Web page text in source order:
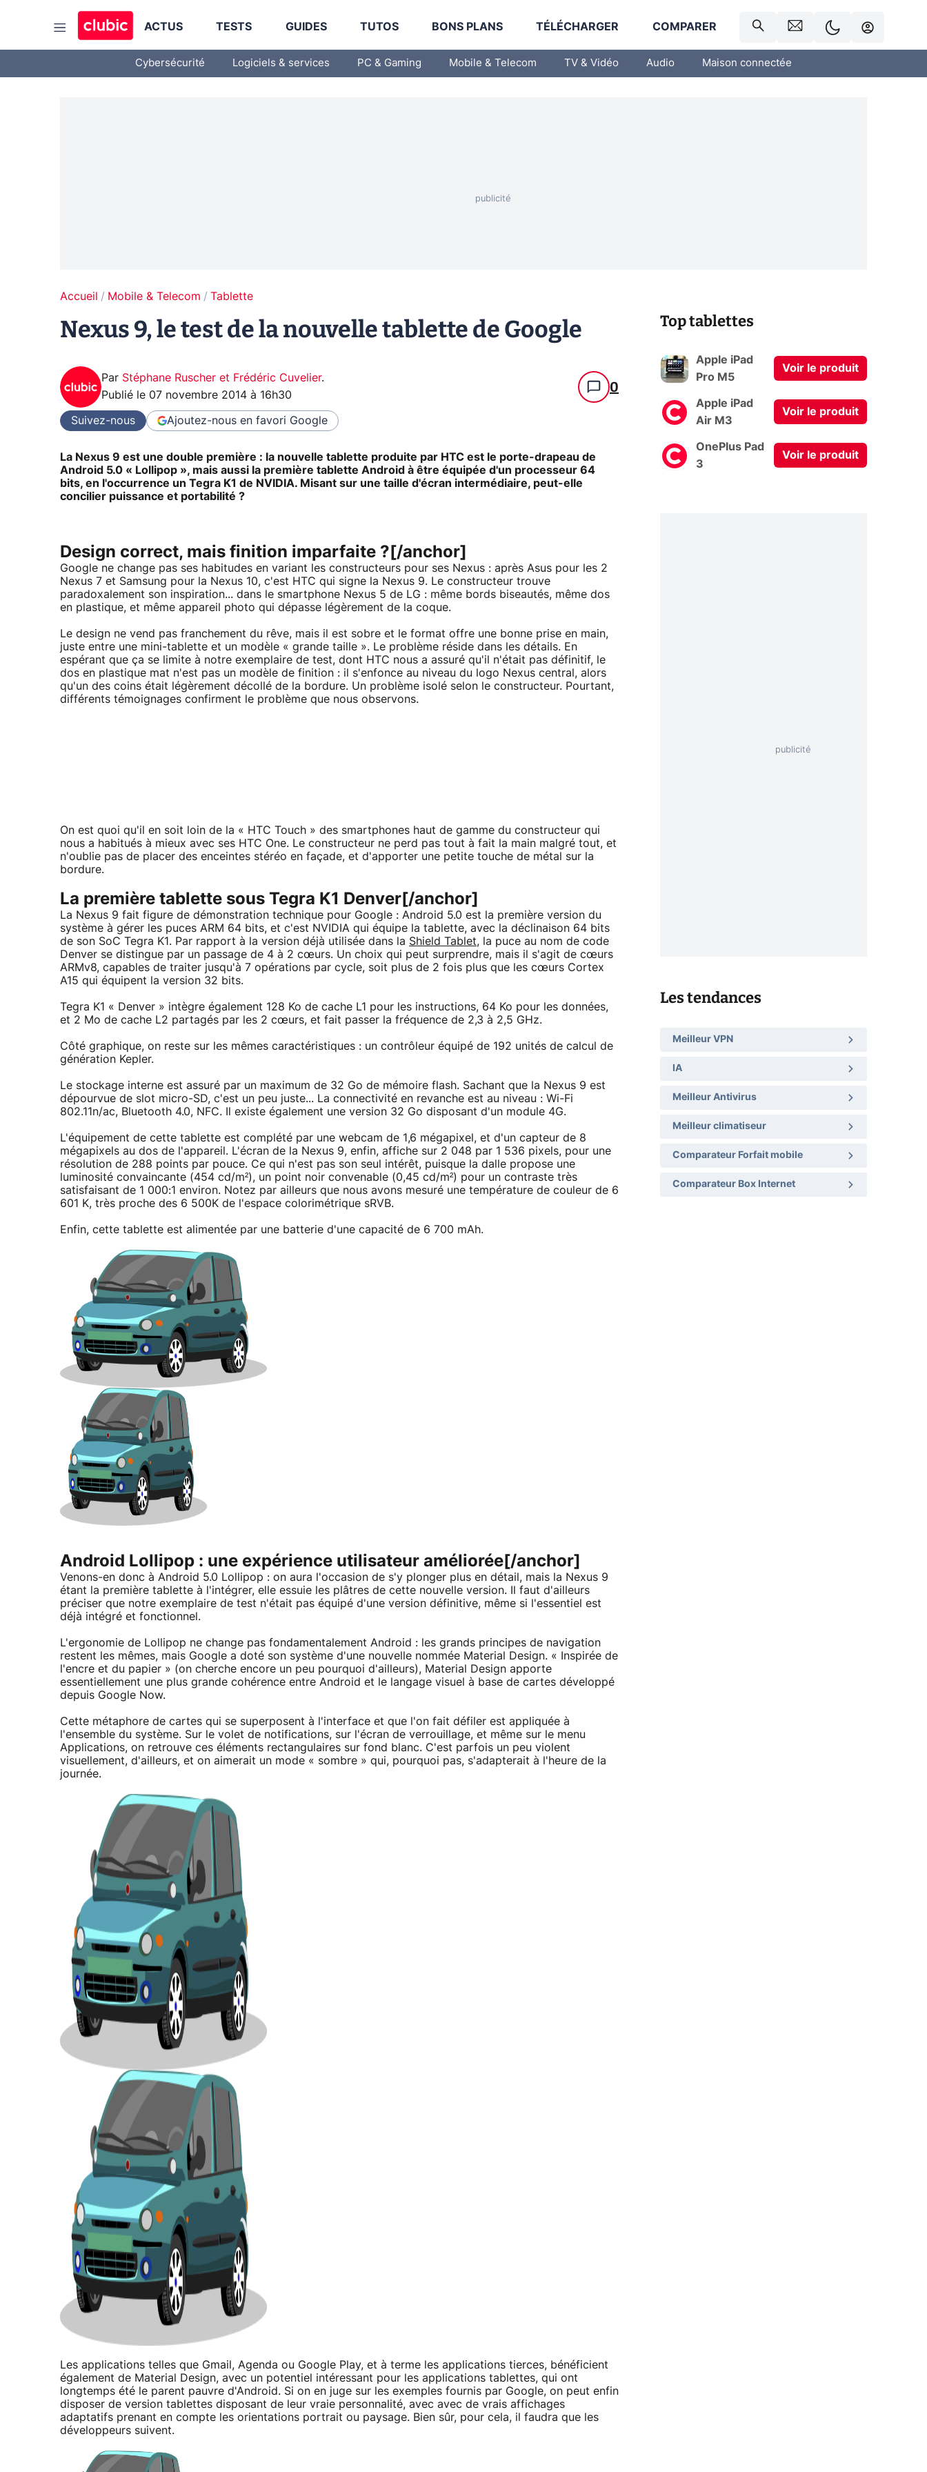
ACTUS TESTS GUIDES TUTOS BONS PLANS TÉLÉCHARGER COMPARER
Cybersécurité Logiciels & services PC & Gaming Mobile & Telecom TV & Vidéo Audio Maison connectée
Accueil Mobile & Telecom Tablette
Nexus 9, le test de la nouvelle tablette de Google
Par Stéphane Ruscher et Frédéric Cuvelier.
Publié le 07 novembre 2014 à 16h30 0
Suivez-nous Ajoutez-nous en favori Google
La Nexus 9 est une double première : la nouvelle tablette produite par HTC est le porte-drapeau de
Android 5.0 « Lollipop », mais aussi la première tablette Android à être équipée d'un processeur 64
bits, en l'occurrence un Tegra K1 de NVIDIA. Misant sur une taille d'écran intermédiaire, peut-elle
concilier puissance et portabilité ?
Design correct, mais finition imparfaite ?[/anchor]
Google ne change pas ses habitudes en variant les constructeurs pour ses Nexus : après Asus pour les 2
Nexus 7 et Samsung pour la Nexus 10, c'est HTC qui signe la Nexus 9. Le constructeur trouve
paradoxalement son inspiration... dans le smartphone Nexus 5 de LG : même bords biseautés, même dos
en plastique, et même appareil photo qui dépasse légèrement de la coque.
Le design ne vend pas franchement du rêve, mais il est sobre et le format offre une bonne prise en main,
juste entre une mini-tablette et un modèle « grande taille ». Le problème réside dans les détails. En
espérant que ça se limite à notre exemplaire de test, dont HTC nous a assuré qu'il n'était pas définitif, le
dos en plastique mat n'est pas un modèle de finition : il s'enfonce au niveau du logo Nexus central, alors
qu'un des coins était légèrement décollé de la bordure. Un problème isolé selon le constructeur. Pourtant,
différents témoignages confirment le problème que nous observons.
On est quoi qu'il en soit loin de la « HTC Touch » des smartphones haut de gamme du constructeur qui
nous a habitués à mieux avec ses HTC One. Le constructeur ne perd pas tout à fait la main malgré tout, et
n'oublie pas de placer des enceintes stéréo en façade, et d'apporter une petite touche de métal sur la
bordure.
La première tablette sous Tegra K1 Denver[/anchor]
La Nexus 9 fait figure de démonstration technique pour Google : Android 5.0 est la première version du
système à gérer les puces ARM 64 bits, et c'est NVIDIA qui équipe la tablette, avec la déclinaison 64 bits
de son SoC Tegra K1. Par rapport à la version déjà utilisée dans la Shield Tablet, la puce au nom de code
Denver se distingue par un passage de 4 à 2 cœurs. Un choix qui peut surprendre, mais il s'agit de cœurs
ARMv8, capables de traiter jusqu'à 7 opérations par cycle, soit plus de 2 fois plus que les cœurs Cortex
A15 qui équipent la version 32 bits.
Tegra K1 « Denver » intègre également 128 Ko de cache L1 pour les instructions, 64 Ko pour les données,
et 2 Mo de cache L2 partagés par les 2 cœurs, et fait passer la fréquence de 2,3 à 2,5 GHz.
Côté graphique, on reste sur les mêmes caractéristiques : un contrôleur équipé de 192 unités de calcul de
génération Kepler.
Le stockage interne est assuré par un maximum de 32 Go de mémoire flash. Sachant que la Nexus 9 est
dépourvue de slot micro-SD, c'est un peu juste... La connectivité en revanche est au niveau : Wi-Fi
802.11n/ac, Bluetooth 4.0, NFC. Il existe également une version 32 Go disposant d'un module 4G.
L'équipement de cette tablette est complété par une webcam de 1,6 mégapixel, et d'un capteur de 8
mégapixels au dos de l'appareil. L'écran de la Nexus 9, enfin, affiche sur 2 048 par 1 536 pixels, pour une
résolution de 288 points par pouce. Ce qui n'est pas son seul intérêt, puisque la dalle propose une
luminosité convaincante (454 cd/m²), un point noir convenable (0,45 cd/m²) pour un contraste très
satisfaisant de 1 000:1 environ. Notez par ailleurs que nous avons mesuré une température de couleur de 6
601 K, très proche des 6 500K de l'espace colorimétrique sRVB.
Enfin, cette tablette est alimentée par une batterie d'une capacité de 6 700 mAh.
Android Lollipop : une expérience utilisateur améliorée[/anchor]
Venons-en donc à Android 5.0 Lollipop : on aura l'occasion de s'y plonger plus en détail, mais la Nexus 9
étant la première tablette à l'intégrer, elle essuie les plâtres de cette nouvelle version. Il faut d'ailleurs
préciser que notre exemplaire de test n'était pas équipé d'une version définitive, même si l'essentiel est
déjà intégré et fonctionnel.
L'ergonomie de Lollipop ne change pas fondamentalement Android : les grands principes de navigation
restent les mêmes, mais Google a doté son système d'une nouvelle nommée Material Design. « Inspirée de
l'encre et du papier » (on cherche encore un peu pourquoi d'ailleurs), Material Design apporte
essentiellement une plus grande cohérence entre Android et le langage visuel à base de cartes développé
depuis Google Now.
Cette métaphore de cartes qui se superposent à l'interface et que l'on fait défiler est appliquée à
l'ensemble du système. Sur le volet de notifications, sur l'écran de verrouillage, et même sur le menu
Applications, on retrouve ces éléments rectangulaires sur fond blanc. C'est parfois un peu violent
visuellement, d'ailleurs, et on aimerait un mode « sombre » qui, pourquoi pas, s'adapterait à l'heure de la
journée.
Les applications telles que Gmail, Agenda ou Google Play, et à terme les applications tierces, bénéficient
également de Material Design, avec un potentiel intéressant pour les applications tablettes, qui ont
longtemps été le parent pauvre d'Android. Si on en juge sur les exemples fournis par Google, on peut enfin
disposer de version tablettes disposant de leur vraie personnalité, avec avec de vrais affichages
adaptatifs prenant en compte les orientations portrait ou paysage. Bien sûr, pour cela, il faudra que les
développeurs suivent.
Top tablettes
Apple iPad
Pro M5
Voir le produit
Apple iPad
Air M3
Voir le produit
OnePlus Pad
3
Voir le produit
Les tendances
Meilleur VPN
IA
Meilleur Antivirus
Meilleur climatiseur
Comparateur Forfait mobile
Comparateur Box Internet